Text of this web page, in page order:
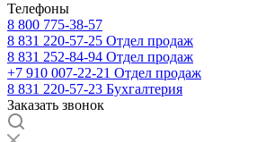
Телефоны
8 800 775-38-57
8 831 220-57-25 Отдел продаж
8 831 252-84-94 Отдел продаж
+7 910 007-22-21 Отдел продаж
8 831 220-57-23 Бухгалтерия
Заказать звонок